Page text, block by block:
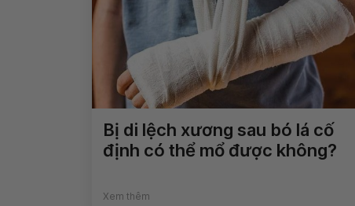
Bị di lệch xương sau bó lá cố
định có thể mổ được không?
Xem thêm